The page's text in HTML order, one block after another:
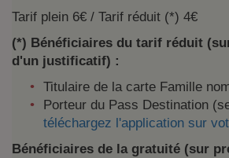
Tarif plein 6€ / Tarif réduit (*) 4€
(*) Bénéficiaires du tarif réduit
d'un justificatif) :
Titulaire de la carte Famille
Porteur du Pass Destination
téléchargez l'application sur
Bénéficiaires de la gratuité (sur